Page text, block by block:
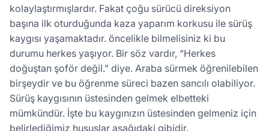
kolaylaştırmışlardır. Fakat çoğu sürücü direksiyon
başına ilk oturduğunda kaza yaparım korkusu ile sürüş
kaygısı yaşamaktadır. öncelikle bilmelisiniz ki bu
durumu herkes yaşıyor. Bir söz vardır, “Herkes
doğuştan şoför değil.” diye. Araba sürmek öğrenilebilen
birşeydir ve bu öğrenme süreci bazen sancılı olabiliyor.
Sürüş kaygısının üstesinden gelmek elbetteki
mümkündür. İşte bu kaygınızın üstesinden gelmeniz için
belirlediğimiz hususlar aşağıdaki gibidir.